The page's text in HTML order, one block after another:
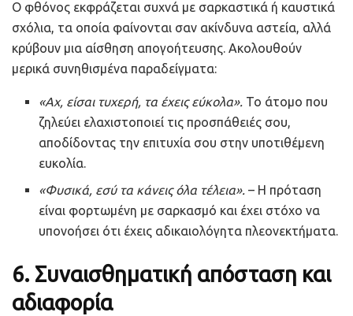
Ο φθόνος εκφράζεται συχνά με σαρκαστικά ή καυστικά
σχόλια, τα οποία φαίνονται σαν ακίνδυνα αστεία, αλλά
κρύβουν μια αίσθηση απογοήτευσης. Ακολουθούν
μερικά συνηθισμένα παραδείγματα:
«Αχ, είσαι τυχερή, τα έχεις εύκολα». Το άτομο που
ζηλεύει ελαχιστοποιεί τις προσπάθειές σου,
αποδίδοντας την επιτυχία σου στην υποτιθέμενη
ευκολία.
«Φυσικά, εσύ τα κάνεις όλα τέλεια». – Η πρόταση
είναι φορτωμένη με σαρκασμό και έχει στόχο να
υπονοήσει ότι έχεις αδικαιολόγητα πλεονεκτήματα.
6. Συναισθηματική απόσταση και
αδιαφορία